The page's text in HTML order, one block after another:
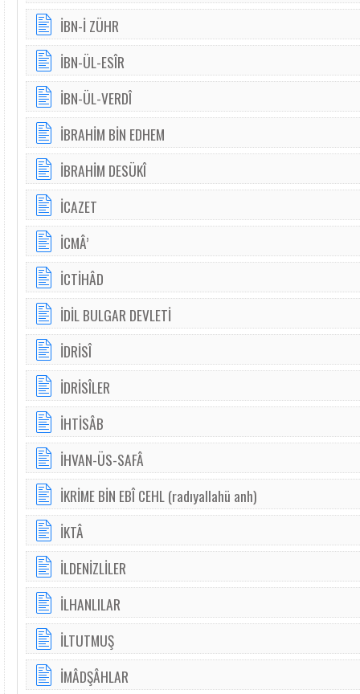
İBN-İ ZÜHR
İBN-ÜL-ESÎR
İBN-ÜL-VERDÎ
İBRAHİM BİN EDHEM
İBRAHİM DESÜKÎ
İCAZET
İCMÂ’
İCTİHÂD
İDİL BULGAR DEVLETİ
İDRİSÎ
İDRİSÎLER
İHTİSÂB
İHVAN-ÜS-SAFÂ
İKRİME BİN EBÎ CEHL (radıyallahü anh)
İKTÂ
İLDENİZLİLER
İLHANLILAR
İLTUTMUŞ
İMÂDŞÂHLAR